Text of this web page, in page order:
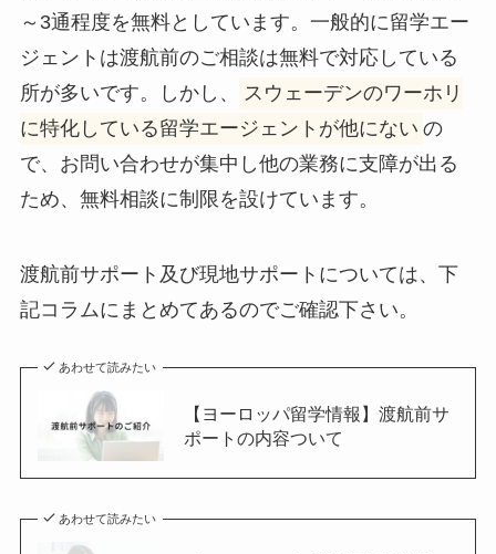
～3通程度を無料としています。一般的に留学エー
ジェントは渡航前のご相談は無料で対応している
所が多いです。しかし、
スウェーデンのワーホリ
に特化している留学エージェントが他にない の
で、お問い合わせが集中し他の業務に支障が出る
ため、無料相談に制限を設けています。
渡航前サポート及び現地サポートについては、下
記コラムにまとめてあるのでご確認下さい。
あわせて読みたい
【ヨーロッパ留学情報】渡航前サ
ポートの内容ついて
あわせて読みたい